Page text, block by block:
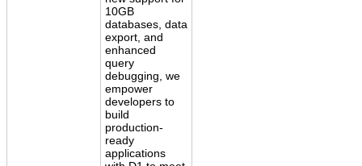
10GB
databases, data
export, and
enhanced
query
debugging, we
empower
developers to
build
production-
ready
applications